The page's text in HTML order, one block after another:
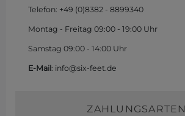
Telefon: +49 (0)8382 - 8899340
Montag - Freitag 09:00 - 19:00 Uhr
Samstag 09:00 - 14:00 Uhr
E-Mail : info@six-feet.de
ZAHLUNGSARTEN